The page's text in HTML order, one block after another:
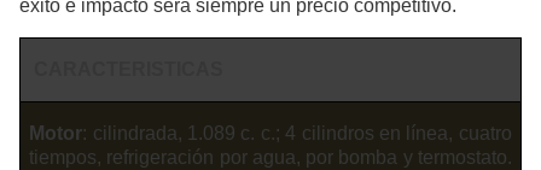
éxito e impacto será siempre un precio competitivo.
Motor: cilindrada, 1.089 c. c.; 4 cilindros en línea, cuatro
tiempos, refrigeración por agua, por bomba y termostato.